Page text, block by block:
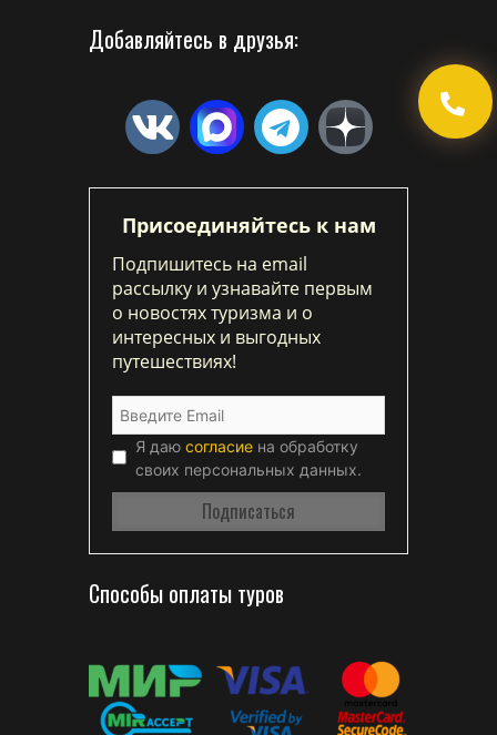
Добавляйтесь в друзья:
Присоединяйтесь к нам
Подпишитесь на email
рассылку и узнавайте первым
о новостях туризма и о
интересных и выгодных
путешествиях!
Я даю согласие на обработку
своих персональных данных.
Способы оплаты туров